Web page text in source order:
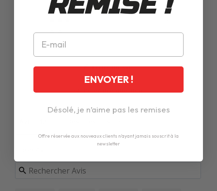
2
0
Écrire un Avis
ENVOYER !
Désolé, je n’aime pas les remises
Offre réservée aux nouveaux clients n'ayant jamais souscrit à la
newsletter